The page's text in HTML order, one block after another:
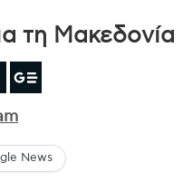
τη
News